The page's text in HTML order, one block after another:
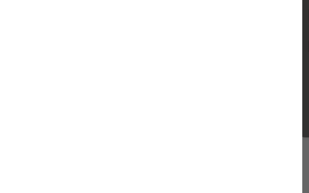
ráncfeltöltés, vagy a saját zsírral való
kerül sor bemetszésekre, csupán injekcióval
minősülnek. Az ilyen eljárások során sokkal